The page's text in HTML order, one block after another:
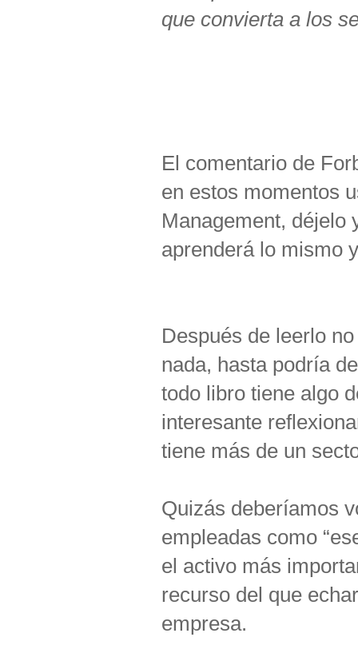
que convierta a los
El comentario de
en estos momentos
Management, déjelo
aprenderá lo mismo
Después de leerlo
nada, hasta podría
todo libro tiene algo
interesante
tiene más de un
Quizás deberíamos
empleadas como
el activo más
recurso del que
empresa.